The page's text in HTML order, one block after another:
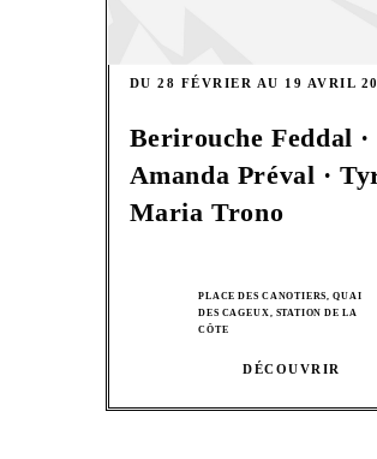
DU 28 FÉVRIER AU 19 AVRIL
Berirouche Feddal ·
Amanda Préval ·
Maria Trono
PLACE DES CANOTIERS, QUAI
DES CAGEUX, STATION DE LA
CÔTE
DÉCOUVRIR